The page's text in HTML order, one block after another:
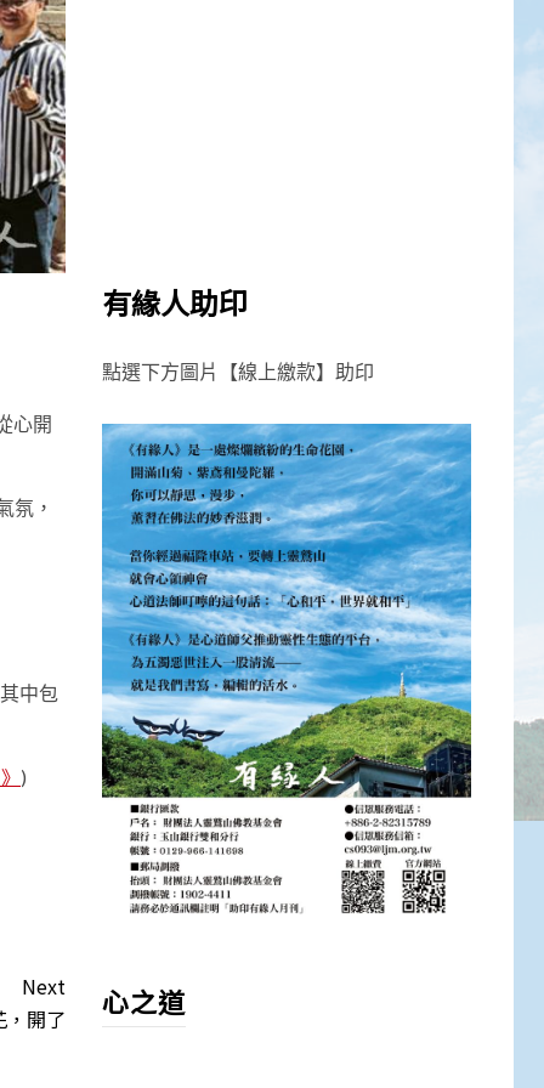
心開
氛，
中包
)
Next
，開了
有緣人助印
點選下方圖片【線上繳款】助印
心之道